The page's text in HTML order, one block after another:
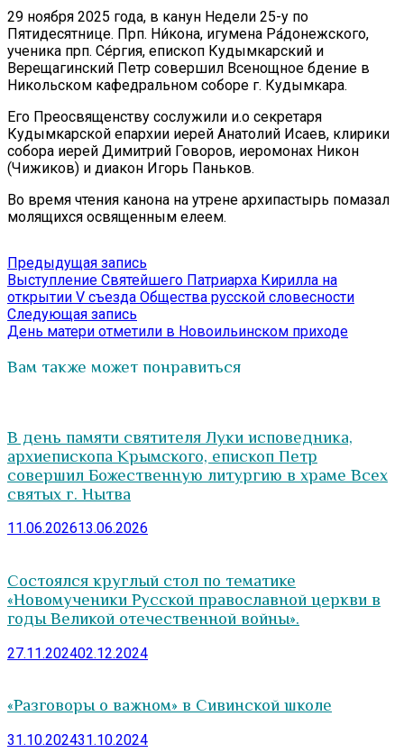
29 ноября 2025 года, в канун Недели 25-у по
Пятидесятнице. Прп. Ни́кона, игумена Ра́донежского,
ученика прп. Се́ргия, епископ Кудымкарский и
Верещагинский Петр совершил Всенощное бдение в
Никольском кафедральном соборе г. Кудымкара.
Его Преосвященству сослужили и.о секретаря
Кудымкарской епархии иерей Анатолий Исаев, клирики
собора иерей Димитрий Говоров, иеромонах Никон
(Чижиков) и диакон Игорь Паньков.
Во время чтения канона на утрене архипастырь помазал
молящихся освященным елеем.
Навигация
по
записям
Предыдущая запись
запись:
Выступление Святейшего Патриарха Кирилла на
открытии V съезда Общества русской словесности
Следующая запись
запись:
День матери отметили в Новоильинском приходе
Вам также может понравиться
В день памяти святителя Луки исповедника,
архиепископа Крымского, епископ Петр
совершил Божественную литургию в храме Всех
святых г. Нытва
11.06.202613.06.2026
Состоялся круглый стол по тематике
«Новомученики Русской православной церкви в
годы Великой отечественной войны».
27.11.202402.12.2024
«Разговоры о важном» в Сивинской школе
31.10.202431.10.2024